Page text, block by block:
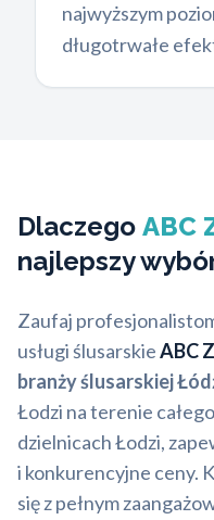
najwyższym
długotrwałe
Dlaczego ABC
najlepszy
Zaufaj
usługi ślusarskieABC
branży ślusarskiej
Łodzi na terenie
dzielnicach Łodzi,
i konkurencyjne ceny.
się z pełnym